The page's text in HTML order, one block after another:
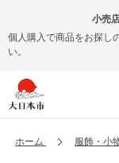
小売
個人購入で商品をお探し
い。
ホーム 服飾・小